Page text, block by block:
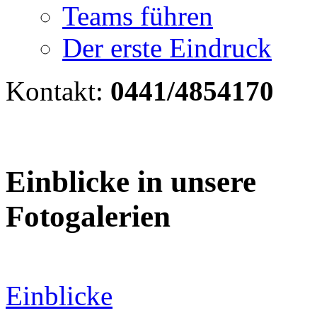
Teams führen
Der erste Eindruck
Kontakt: 0441/4854170
Einblicke in unsere
Fotogalerien
Einblicke